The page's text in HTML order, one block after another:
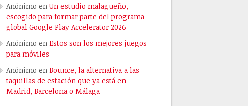
Anónimo enUn estudio malagueño,
escogido para formar parte del programa
global Google Play Accelerator 2026
Anónimo en Estos son los mejores juegos
para móviles
Anónimo en Bounce, la alternativa a las
taquillas de estación que ya está en
Madrid, Barcelona o Málaga